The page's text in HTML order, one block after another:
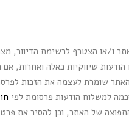
ו/או הצטרף לרשימת הדיוור,
שומרת לעצמה את הזכות
למשלוח הודעות פרסומת לפי
של האתר, וכן להסיר את